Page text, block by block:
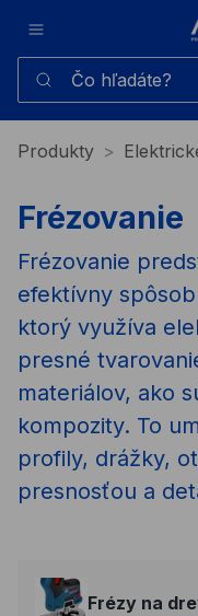
Čo hľadáte?
Produkty
Frézovanie
Frézovanie
efektívny
ktorý využíva
presné
materiálov, ako
kompozity. To
profily, drážky,
presnosťou a
Frézy na